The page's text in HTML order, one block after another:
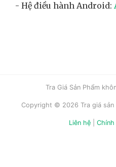
- Hệ điều hành Android:
Tra Giá Sản Phẩm
Copyright © 2026 Tra giá sản
Liên hệ